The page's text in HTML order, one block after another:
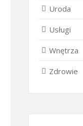
Uroda
Usługi
Wnętrza
Zdrowie